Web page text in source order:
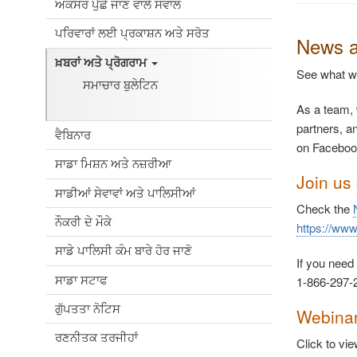
ਅਕਸਰ ਪੁੱਛੇ ਜਾਣ ਵਾਲੇ ਸਵਾਲ
ਪਰਿਵਾਰਾਂ ਲਈ ਪ੍ਰਕਾਸ਼ਨ ਅਤੇ ਸਰੋਤ
ਖ਼ਬਰਾਂ ਅਤੇ ਪ੍ਰੋਗਰਾਮ
ਸਮਾਚਾਰ ਬੁਲੇਟਿਨ
ਵੈਬਿਨਾਰ
ਸਾਡਾ ਮਿਸ਼ਨ ਅਤੇ ਨਜ਼ਰੀਆ
ਸਾਡੀਆਂ ਸੇਵਾਵਾਂ ਅਤੇ ਪਾਲਿਸੀਆਂ
ਨੌਕਰੀ ਦੇ ਮੌਕੇ
ਸਾਡੇ ਪਾਲਿਸੀ ਕੰਮ ਬਾਰੇ ਹੋਰ ਜਾਣੋ
ਸਾਡਾ ਸਟਾਫ
ਗੁੱਪਤਤਾ ਨੋਟਿਸ
ਰਣਨੀਤਕ ਤਰਜੀਹਾਂ
News
See what
As a team,
partners,
on
Join us
Check the
https://
If you
1-866-
Click to